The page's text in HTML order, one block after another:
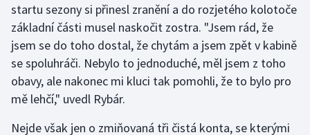
startu sezony si přinesl zranění a do rozjetého kolotoče
základní části musel naskočit zostra. "Jsem rád, že
jsem se do toho dostal, že chytám a jsem zpět v kabině
se spoluhráči. Nebylo to jednoduché, měl jsem z toho
obavy, ale nakonec mi kluci tak pomohli, že to bylo pro
mě lehčí," uvedl Rybár.
Nejde však jen o zmiňovaná tři čistá konta, se kterými